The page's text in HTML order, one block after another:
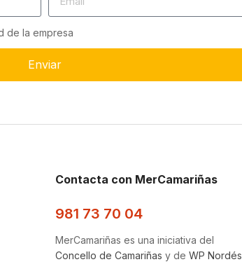
de la empresa
Enviar
Contacta con MerCamariñas
981 73 70 04
MerCamariñas es una iniciativa del
Concello de Camariñas y de WP Nordés